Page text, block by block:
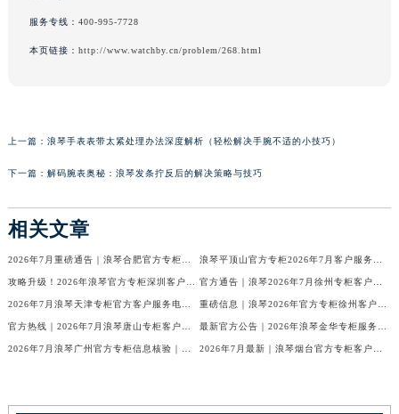
服务专线： 400-995-7728
本页链接： http://www.watchby.cn/problem/268.html
上一篇： 浪琴手表表带太紧处理办法深度解析（轻松解决手腕不适的小技巧）
下一篇： 解码腕表奥秘：浪琴发条拧反后的解决策略与技巧
相关文章